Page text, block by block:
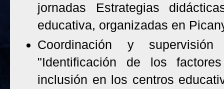
jornadas Estrategias
educativa, organizadas en
Coordinación y
"Identificación de los
inclusión en los centros